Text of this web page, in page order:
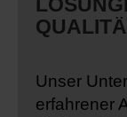
Unser
erfahrener